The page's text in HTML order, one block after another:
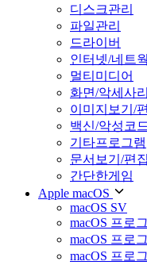
디스크관리
파일관리
드라이버
인터넷/네트웍
멀티미디어
화면/악세사리
이미지보기/
백신/악성코드
기타프로그램
문서보기/편집
간단한게임
Apple macOS
macOS SV
macOS 프로
macOS 프로
macOS 프로